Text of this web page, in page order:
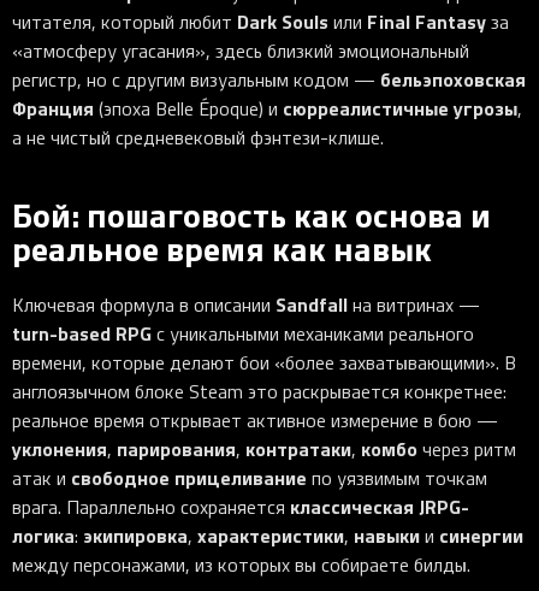
читателя, который любит Dark Souls или Final Fantasyза
«атмосферу угасания», здесь близкий эмоциональный
регистр, но с другим визуальным кодом — бельэпоховская
Франция (эпоха Belle Époque) и сюрреалистичные угрозы,
а не чистый средневековый фэнтези-клише.
Бой: пошаговость как основа и
реальное время как навык
Ключевая формула в описании Sandfallна витринах —
turn-based RPGс уникальными механиками реального
времени, которые делают бои «более захватывающими». В
англоязычном блоке Steam это раскрывается конкретнее:
реальное время открывает активное измерение в бою —
уклонения, парирования, контратаки, комбочерез ритм
атак и свободное прицеливание по уязвимым точкам
врага. Параллельно сохраняется классическая JRPG-
логика: экипировка, характеристики, навыкии синергии
между персонажами, из которых вы собираете билды.